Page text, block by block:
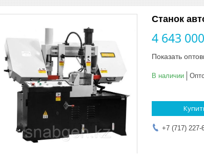
Станок
4 643
Показать
В наличии
+7 (717) 227-